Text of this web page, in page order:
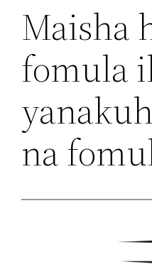
Maisha
fomula
na